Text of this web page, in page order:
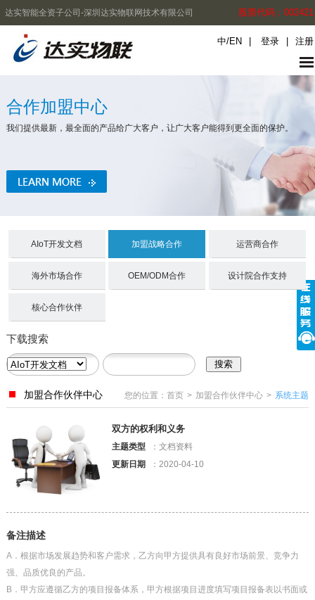
达实智能全资子公司-深圳达实物联网技术有限公司 股票代码：002421
中/EN 登录 注册
合作加盟中心
我们提供最新，最全面的产品给广大客户，让广大客户能得到更全面的保护。
AIoT开发文档 加盟战略合作 运营商合作
海外市场合作 OEM/ODM合作 设计院合作支持
核心合作伙伴
下载搜索
加盟合作伙伴中心 您的位置：首页 > 加盟合作伙伴中心 > 系统主题
双方的权利和义务
主题类型
：文档资料
更新日期
：2020-04-10
备注描述
A．根据市场发展趋势和客户需求，乙方向甲方提供具有良好市场前景、竞争力
强、品质优良的产品。
B．甲方应遵循乙方的项目报备体系，甲方根据项目进度填写项目报备表以书面或